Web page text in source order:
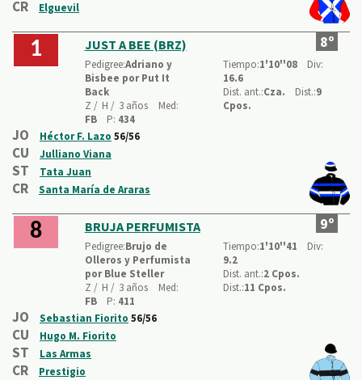
CR Elguevil
1 JUST A BEE (BRZ) 8º
Pedigree:Adriano y
Bisbee por Put It
Back
Z / H / 3 años
Med:
FB
P: 434
Tiempo:1'10''08
Div:
16.6
Dist. ant.:Cza. Dist.:9
Cpos.
JO Héctor F. Lazo 56/56
CU Julliano Viana
ST Tata Juan
CR Santa María de Araras
8 BRUJA PERFUMISTA 9º
Pedigree:Brujo de
Olleros y Perfumista
por Blue Steller
Z / H / 3 años
Med:
FB
P: 411
Tiempo:1'10''41
Div:
9.2
Dist. ant.:2 Cpos.
Dist.:11 Cpos.
JO Sebastian Fiorito 56/56
CU Hugo M. Fiorito
ST Las Armas
CR Prestigio